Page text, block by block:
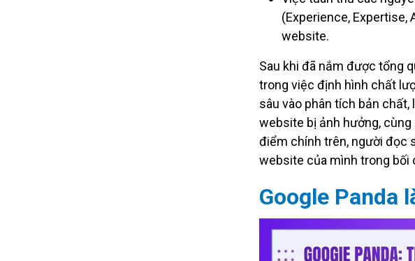
(Experience,
website.
Sau khi đã nắm được tổng
trong việc định hình chất
sâu vào phân tích bản
website bị ảnh hưởng,
điểm chính trên, người đọc
website của mình trong bối
Google Panda